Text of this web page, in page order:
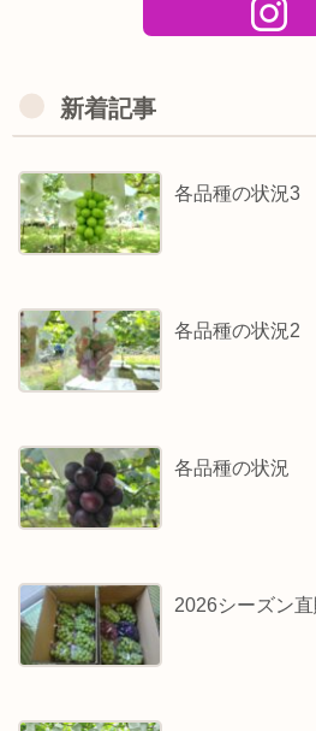
新着記事
各品種の状況3
各品種の状況2
各品種の状況
2026シーズン